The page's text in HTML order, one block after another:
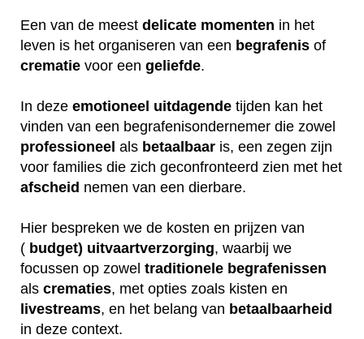
Een van de meest delicate momenten in het
leven is het organiseren van een begrafenis of
crematie voor een geliefde.
In deze emotioneel uitdagende tijden kan het
vinden van een begrafenisondernemer die zowel
professioneel als betaalbaar is, een zegen zijn
voor families die zich geconfronteerd zien met het
afscheid nemen van een dierbare.
Hier bespreken we de kosten en prijzen van
( budget) uitvaartverzorging, waarbij we
focussen op zowel traditionele begrafenissen
als crematies, met opties zoals kisten en
livestreams, en het belang van betaalbaarheid
in deze context.